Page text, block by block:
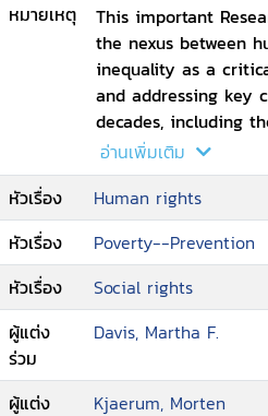
หมายเหตุ
This important
the nexus between
inequality as a
and addressing key
decades, including
the Sustainable
Research
that poverty is not
income and
deprivation and
power and capability
social, cultural, civil
อ่านเพิ่มเติม
หัวเรื่อง
Human rights
หัวเรื่อง
Poverty--Prevention
หัวเรื่อง
Social rights
ผู้แต่ง
ร่วม
Davis, Martha F.
ผู้แต่ง Kjaerum, Morten